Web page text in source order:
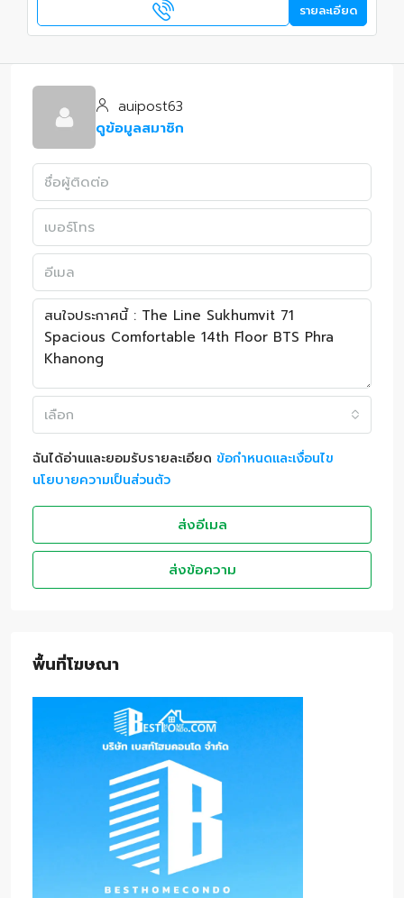
รายละเอียด
auipost63
ดูข้อมูลสมาชิก
เลือก
ฉันได้อ่านและยอมรับรายละเอียด ข้อกำหนดและเงื่อนไข
นโยบายความเป็นส่วนตัว
ส่งอีเมล
ส่งข้อความ
พื้นที่โฆษณา